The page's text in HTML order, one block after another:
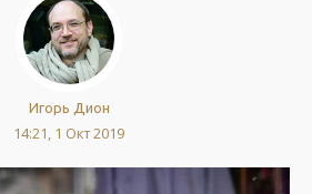
Игорь Дион
14:21, 1 Окт 2019